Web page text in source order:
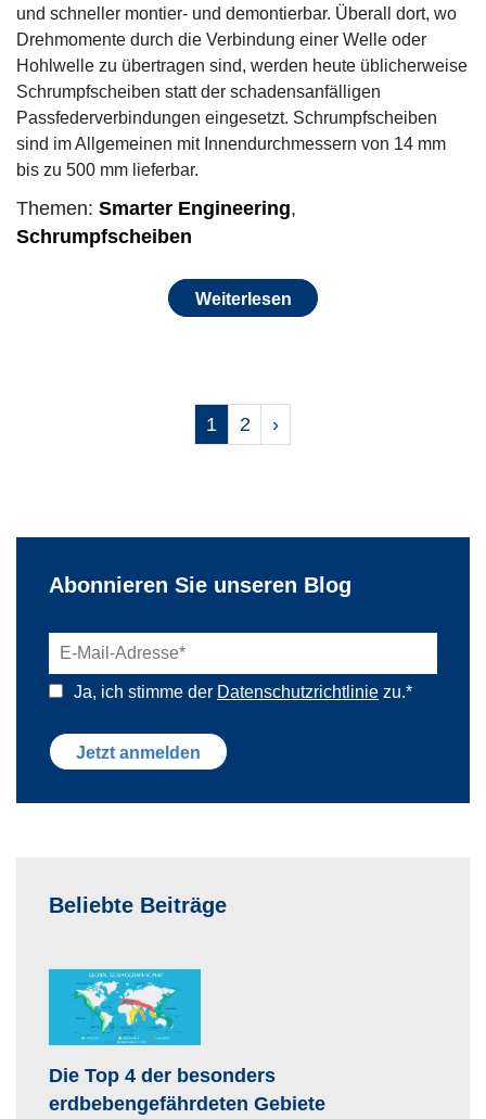
und schneller montier- und demontierbar. Überall dort, wo
Drehmomente durch die Verbindung einer Welle oder
Hohlwelle zu übertragen sind, werden heute üblicherweise
Schrumpfscheiben statt der schadensanfälligen
Passfederverbindungen eingesetzt. Schrumpfscheiben
sind im Allgemeinen mit Innendurchmessern von 14 mm
bis zu 500 mm lieferbar.
Themen: Smarter Engineering,
Schrumpfscheiben
Weiterlesen
1 2 ›
Abonnieren Sie unseren Blog
Ja, ich stimme der Datenschutzrichtlinie zu.*
Beliebte Beiträge
Die Top 4 der besonders
erdbebengefährdeten Gebiete